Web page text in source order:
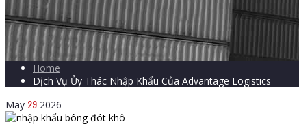
Home
Dịch Vụ Ủy Thác Nhập Khẩu Của Advantage Logistics
May 29 2026